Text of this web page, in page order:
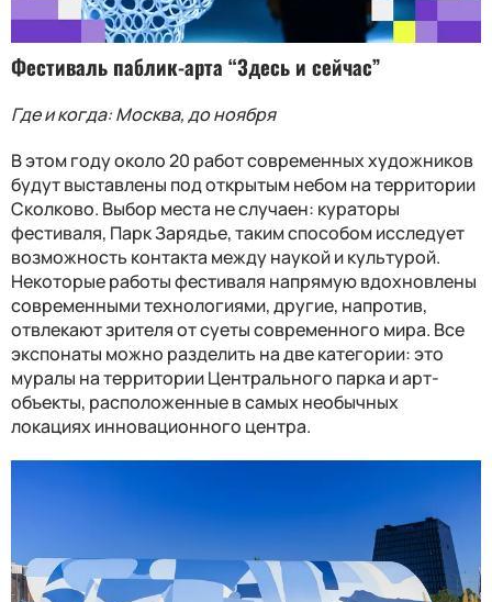
Фестиваль паблик-арта “Здесь и сейчас”
Где и когда: Москва, до ноября
В этом году около 20 работ современных художников
будут выставлены под открытым небом на территории
Сколково. Выбор места не случаен: кураторы
фестиваля, Парк Зарядье, таким способом исследует
возможность контакта между наукой и культурой.
Некоторые работы фестиваля напрямую вдохновлены
современными технологиями, другие, напротив,
отвлекают зрителя от суеты современного мира. Все
экспонаты можно разделить на две категории: это
муралы на территории Центрального парка и арт-
объекты, расположенные в самых необычных
локациях инновационного центра.